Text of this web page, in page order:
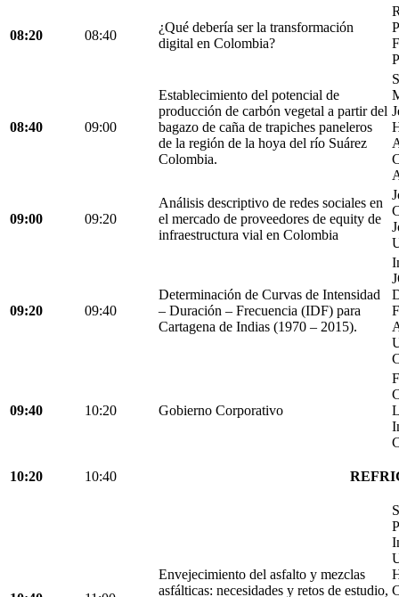
08:20 08:40
¿Qué debería ser la transformación
digital en Colombia?
08:40 09:00
Establecimiento del potencial de
producción de carbón vegetal a partir del
bagazo de caña de trapiches paneleros
de la región de la hoya del río Suárez
Colombia.
09:00 09:20
Análisis descriptivo de redes sociales en
el mercado de proveedores de equity de
infraestructura vial en Colombia
09:20 09:40
Determinación de Curvas de Intensidad
– Duración – Frecuencia (IDF) para
Cartagena de Indias (1970 – 2015).
09:40 10:20 Gobierno Corporativo
10:20 10:40
Envejecimiento del asfalto y mezclas
asfálticas: necesidades y retos de estudio,